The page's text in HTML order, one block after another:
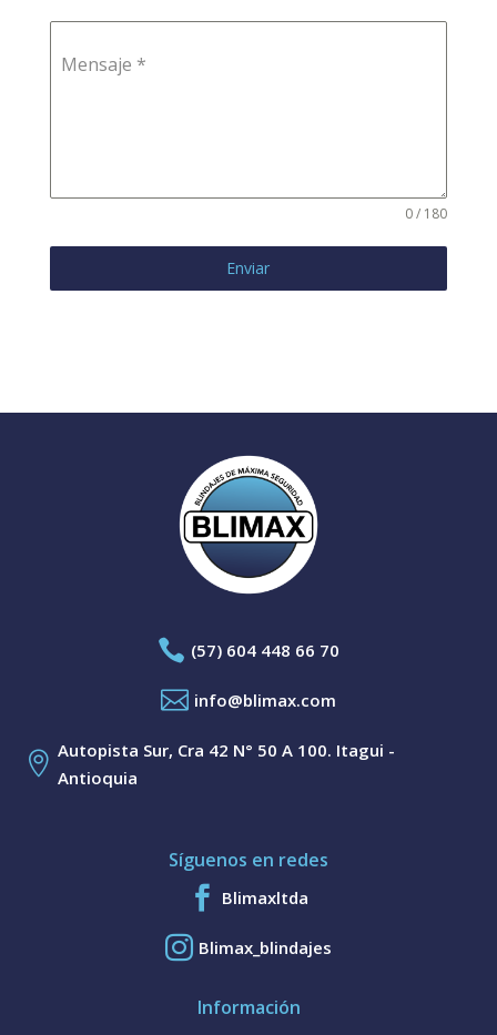
Mensaje *
0 / 180
Enviar
 (57) 604 448 66 70
 info@blimax.com

Autopista Sur, Cra 42 N° 50 A 100. Itagui -
Antioquia
Síguenos en redes
 Blimaxltda
 Blimax_blindajes
Información